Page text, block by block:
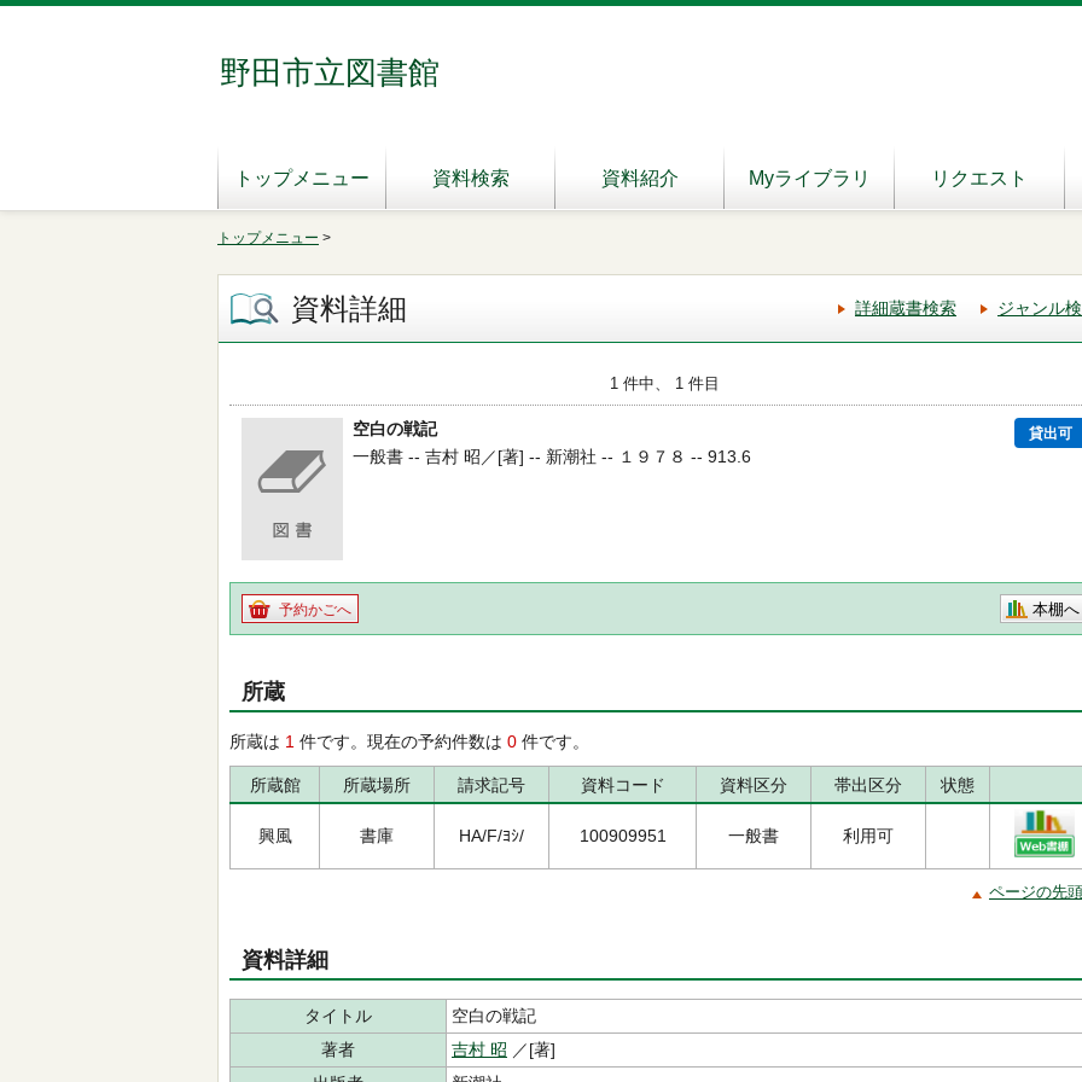
野田市立図書館
トップメニュー 資料検索 資料紹介 Myライブラリ リクエスト
トップメニュー >
資料詳細 詳細蔵書検索 ジャンル
1 件中、 1 件目
空白の戦記 貸出可
一般書 -- 吉村 昭／[著] -- 新潮社 -- １９７８ -- 913.6
予約かごへ 本棚へ
所蔵
所蔵は 1 件です。現在の予約件数は 0 件です。
所蔵館 所蔵場所 請求記号 資料コード 資料区分 帯出区分 状態
興風 書庫 HA/F/ﾖｼ/ 100909951 一般書 利用可
ページの先
資料詳細
タイトル
空白の戦記
著者
吉村 昭 ／[著]